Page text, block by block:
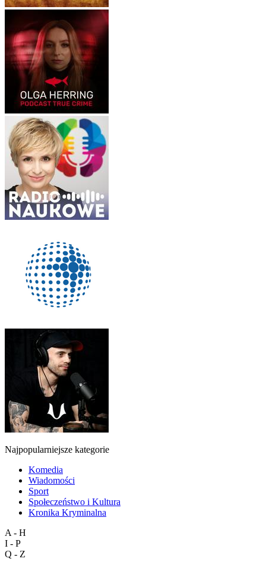
Najpopularniejsze kategorie
Komedia
Wiadomości
Sport
Społeczeństwo i Kultura
Kronika Kryminalna
A - H
I - P
Q - Z